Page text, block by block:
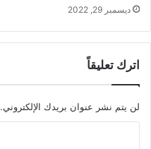
ديسمبر 29, 2022
اترك تعليقاً
لن يتم نشر عنوان بريدك الإلكتروني.